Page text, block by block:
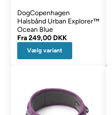
DogCopenhagen
Halsbånd Urban Explorer™
Ocean Blue
Fra249,00 DKK
Vælg variant